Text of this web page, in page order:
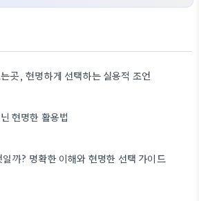
곳, 현명하게 선택하는 실용적 조언
현명한 활용법
까? 명확한 이해와 현명한 선택 가이드